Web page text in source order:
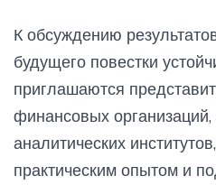
К обсуждению
будущего повестки
приглашаются
финансовых организаций,
аналитических
практическим опытом и